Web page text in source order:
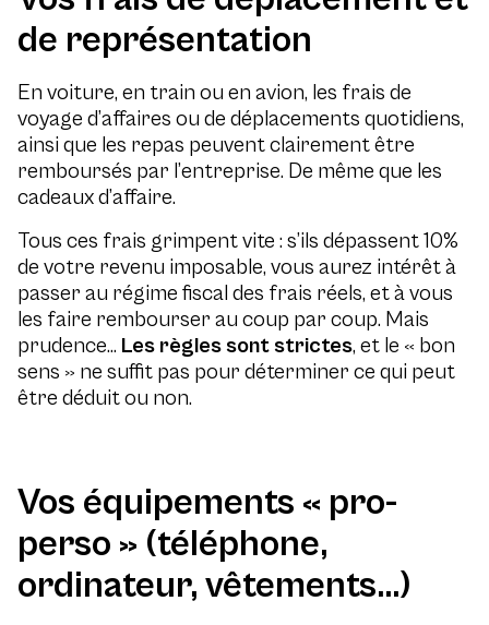
de représentation
En voiture, en train ou en avion, les frais de
voyage d’affaires ou de déplacements quotidiens,
ainsi que les repas peuvent clairement être
remboursés par l’entreprise. De même que les
cadeaux d’affaire.
Tous ces frais grimpent vite : s’ils dépassent 10%
de votre revenu imposable, vous aurez intérêt à
passer au régime fiscal des frais réels, et à vous
les faire rembourser au coup par coup. Mais
prudence… Les règles sont strictes, et le « bon
sens » ne suffit pas pour déterminer ce qui peut
être déduit ou non.
Vos équipements « pro-
perso » (téléphone,
ordinateur, vêtements…)